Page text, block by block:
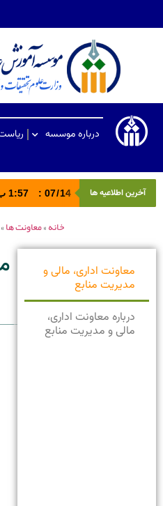
درباره موسسه
آخرین اطلاعیه ها 14
/
07
: 1:57 ب.ظ
خانه»معاونت ها
معاونت اداری، مالی و
مدیریت منابع
درباره معاونت اداری،
مالی و مدیریت منابع